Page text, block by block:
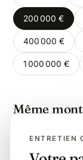
200 000 €
400 000 €
1 000 000 €
Même
Enfant
ENTRETIEN